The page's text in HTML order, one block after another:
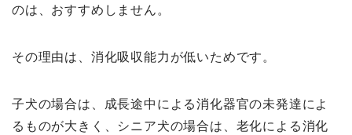
のは、おすすめしません。
その理由は、消化吸収能力が低いためです。
子犬の場合は、成長途中による消化器官の未発達によ
るものが大きく、シニア犬の場合は、老化による消化